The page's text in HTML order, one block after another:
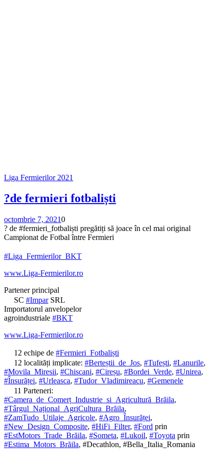
Liga Fermierilor 2021
?de fermieri fotbaliști
octombrie 7, 20210
? de #fermieri_fotbaliști pregătiți să joace în cel mai original
Campionat de Fotbal între Fermieri
#Liga_Fermierilor_BKT
www.Liga-Fermierilor.ro
Partener principal
SC #ImparSRL
Importatorul anvelopelor
agroindustriale #BKT
www.Liga-Fermierilor.ro
12 echipe de #Fermieri_Fotbaliști
12 localități implicate: #Berteștii_de_Jos, #Tufești, #Lanurile,
#Movila_Miresii, #Chiscani, #Cireșu, #Bordei_Verde, #Unirea,
#Însurăței, #Urleasca, #Tudor_Vladimireacu, #Gemenele
11 Parteneri:
#Camera_de_Comerț_Industrie_si_Agricultură_Brăila,
#Târgul_Național_AgriCultura_Brăila,
#ZamTudo_Utilaje_Agricole, #Agro_Însurăței,
#New_Design_Composite, #HiFi_Filter, #Ford prin
#EstMotors_Trade_Brăila, #Someta, #Lukoil, #Toyota prin
#Estima_Motors_Brăila, #Decathlon, #Bella_Italia_Romania